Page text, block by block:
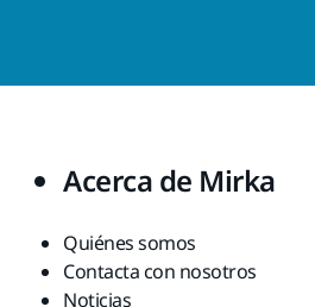
Acerca de Mirka
Quiénes somos
Contacta con nosotros
Noticias